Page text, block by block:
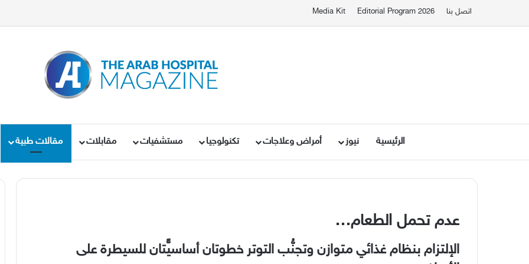
اتصل بنا Editorial Program 2026
Media Kit
الرئيسية نيوز أمراض وعلاجات تكنولوجيا مستشفيات مقابلات مقالات طبية
عدم تحمل الطعام…
الإلتزام بنظام غذائي متوازن وتجنُّب التوتر خطوتان أساسيٍّتان للسيطرة على